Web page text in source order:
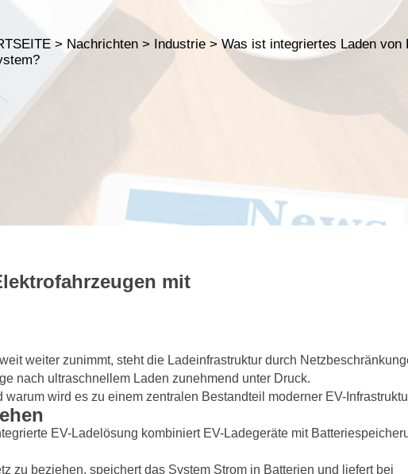
> Nachrichten > Industrie >Was ist integriertes Laden von
mit
weiter zunimmt, steht die Ladeinfrastruktur durch
nach ultraschnellem Laden zunehmend unter Druck.
wird es zu einem zentralen Bestandteil moderner EV-
EV-Ladelösung kombiniert EV-Ladegeräte mit
zu beziehen, speichert das System Strom in Batterien und liefert bei